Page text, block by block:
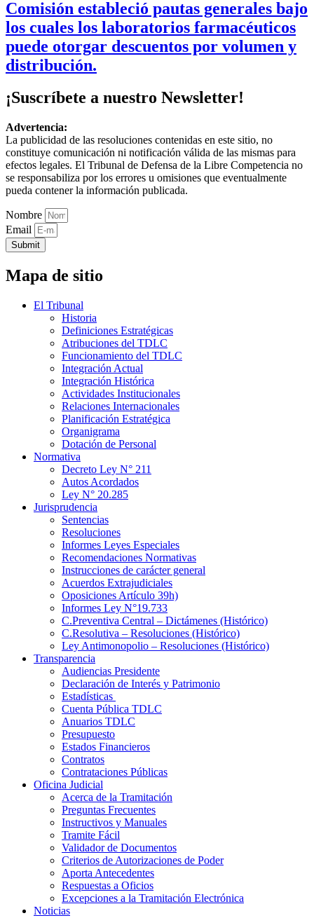
Comisión estableció pautas generales bajo
los cuales los laboratorios farmacéuticos
puede otorgar descuentos por volumen y
distribución.
¡Suscríbete a nuestro Newsletter!
Advertencia:
La publicidad de las resoluciones contenidas en este sitio, no
constituye comunicación ni notificación válida de las mismas para
efectos legales. El Tribunal de Defensa de la Libre Competencia no
se responsabiliza por los errores u omisiones que eventualmente
pueda contener la información publicada.
Nombre
Email
Submit
Mapa de sitio
El Tribunal
Historia
Definiciones Estratégicas
Atribuciones del TDLC
Funcionamiento del TDLC
Integración Actual
Integración Histórica
Actividades Institucionales
Relaciones Internacionales
Planificación Estratégica
Organigrama
Dotación de Personal
Normativa
Decreto Ley N° 211
Autos Acordados
Ley N° 20.285
Jurisprudencia
Sentencias
Resoluciones
Informes Leyes Especiales
Recomendaciones Normativas
Instrucciones de carácter general
Acuerdos Extrajudiciales
Oposiciones Artículo 39h)
Informes Ley N°19.733
C.Preventiva Central – Dictámenes (Histórico)
C.Resolutiva – Resoluciones (Histórico)
Ley Antimonopolio – Resoluciones (Histórico)
Transparencia
Audiencias Presidente
Declaración de Interés y Patrimonio
Estadísticas
Cuenta Pública TDLC
Anuarios TDLC
Presupuesto
Estados Financieros
Contratos
Contrataciones Públicas
Oficina Judicial
Acerca de la Tramitación
Preguntas Frecuentes
Instructivos y Manuales
Tramite Fácil
Validador de Documentos
Criterios de Autorizaciones de Poder
Aporta Antecedentes
Respuestas a Oficios
Excepciones a la Tramitación Electrónica
Noticias